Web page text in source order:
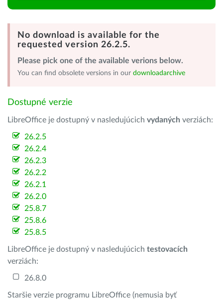
No download is available for the
requested version 26.2.5.
Please pick one of the available verions below.
You can find obsolete versions in our downloadarchive
Dostupné verzie
LibreOffice je dostupný v nasledujúcich vydaných verziách:
26.2.5
26.2.4
26.2.3
26.2.2
26.2.1
26.2.0
25.8.7
25.8.6
25.8.5
LibreOffice je dostupný v nasledujúcich testovacích
verziách:
26.8.0
Staršie verzie programu LibreOffice (nemusia byť